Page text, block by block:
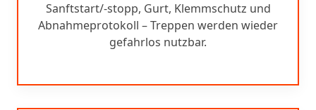
Sanftstart/-stopp, Gurt, Klemmschutz und
Abnahmeprotokoll – Treppen werden wieder
gefahrlos nutzbar.